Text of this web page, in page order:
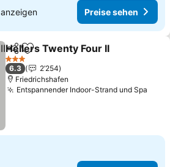
anzeigen Preise sehen
TeilenZu Favoriten hinzufügen
Hellers Twenty Four II
3 Sterne
6.3
2’254
Friedrichshafen
Entspannender Indoor-Strand und Spa